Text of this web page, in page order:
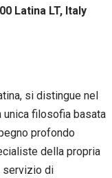
Latina LT, Italy
si distingue nel
unica filosofia basata
profondo
della propria
servizio di